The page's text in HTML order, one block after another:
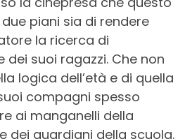
piani sia di rendere
la ricerca di
suoi ragazzi. Che non
logica dell’età e di quella
compagni spesso
ai manganelli della
dei guardiani della scuola.